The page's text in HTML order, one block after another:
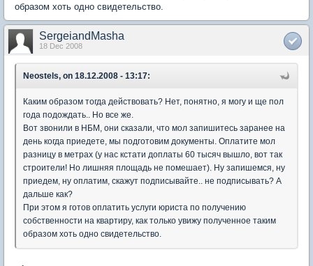
образом хоть одно свидетельство.
SergeiandMasha
18 Dec 2008
Neostels, on 18.12.2008 - 13:17:
Каким образом тогда действовать? Нет, понятно, я могу и ще пол
года подождать.. Но все же.
Вот звонили в НБМ, они сказали, что мол запишитесь заранее на
день когда приедете, мы подготовим документы. Оплатите мол
разницу в метрах (у нас кстати доплаты 60 тысяч вышло, вот так
строители! Но лишняя площадь не помешает). Ну запишемся, ну
приедем, ну оплатим, скажут подписывайте.. не подписывать? А
дальше как?
При этом я готов оплатить услуги юриста по получению
собственности на квартиру, как только увижу полученное таким
образом хоть одно свидетельство.